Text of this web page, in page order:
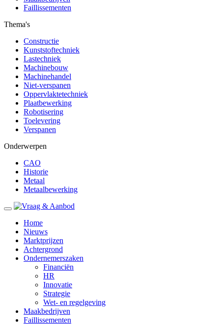
Faillissementen
Thema's
Constructie
Kunststoftechniek
Lastechniek
Machinebouw
Machinehandel
Niet-verspanen
Oppervlaktetechniek
Plaatbewerking
Robotisering
Toelevering
Verspanen
Onderwerpen
CAO
Historie
Metaal
Metaalbewerking
Home
Nieuws
Marktprijzen
Achtergrond
Ondernemerszaken
Financiën
HR
Innovatie
Strategie
Wet- en regelgeving
Maakbedrijven
Faillissementen